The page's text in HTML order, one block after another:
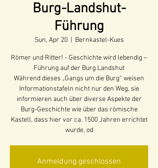
Burg-Landshut-
Führung
Sun, Apr 20
  |
Bernkastel-Kues
Römer und Ritter! - Geschichte wird lebendig –
Führung auf der Burg Landshut
Während dieses „Gangs um die Burg“ weisen
Informationstafeln nicht nur den Weg, sie
informieren auch über diverse Aspekte der
Burg-Geschichte wie über das römische
Kastell, dass hier vor ca. 1500 Jahren errichtet
wurde, od
Anmeldung geschlossen